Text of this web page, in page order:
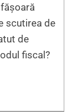
scutirea de
de
fiscal?